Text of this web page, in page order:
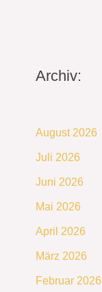
Archiv:
August 2026
Juli 2026
Juni 2026
Mai 2026
April 2026
März 2026
Februar 2026